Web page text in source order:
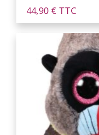
44,90 € TTC